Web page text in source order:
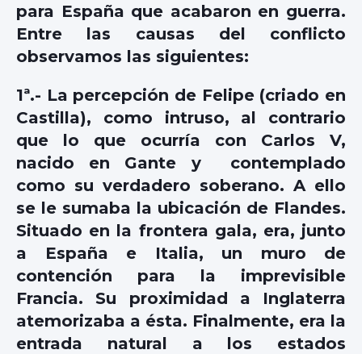
para España que acabaron en guerra.
Entre las causas del conflicto
observamos las siguientes:
1ª.- La percepción de Felipe (criado en
Castilla), como intruso, al contrario
que lo que ocurría con Carlos V,
nacido en Gante y contemplado
como su verdadero soberano. A ello
se le sumaba la ubicación de Flandes.
Situado en la frontera gala, era, junto
a España e Italia, un muro de
contención para la imprevisible
Francia. Su proximidad a Inglaterra
atemorizaba a ésta. Finalmente, era la
entrada natural a los estados